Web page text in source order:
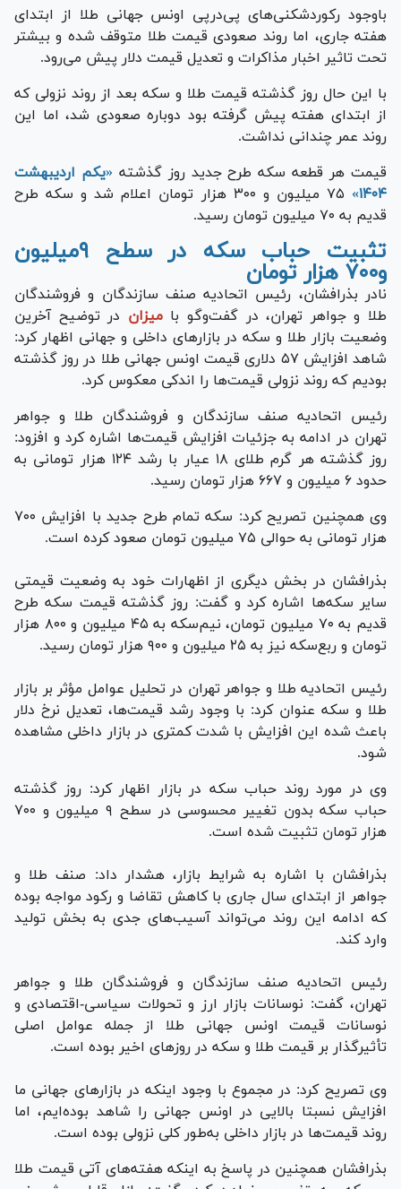
باوجود رکوردشکنی‌های پی‌درپی اونس جهانی طلا از ابتدای
هفته جاری، اما روند صعودی قیمت طلا متوقف شده و بیشتر
تحت تاثیر اخبار مذاکرات و تعدیل قیمت دلار پیش می‌رود.
با این حال روز گذشته قیمت طلا و سکه بعد از روند نزولی که
از ابتدای هفته پیش گرفته بود دوباره صعودی شد، اما این
روند عمر چندانی نداشت.
قیمت هر قطعه سکه طرح جدید روز گذشته «یکم اردیبهشت
۱۴۰۴»
۷۵ میلیون و ۳۰۰ هزار تومان اعلام شد و سکه طرح
قدیم به ۷۰ میلیون تومان رسید.
تثبیت حباب سکه در سطح ۹میلیون
و۷۰۰ هزار تومان
نادر بذرافشان، رئیس اتحادیه صنف سازندگان و فروشندگان
طلا و جواهر تهران، در گفت‌و‌گو بامیزان در توضیح آخرین
وضعیت بازار طلا و سکه در بازار‌های داخلی و جهانی اظهار کرد:
شاهد افزایش ۵۷ دلاری قیمت اونس جهانی طلا در روز گذشته
بودیم که روند نزولی قیمت‌ها را اندکی معکوس کرد.
رئیس اتحادیه صنف سازندگان و فروشندگان طلا و جواهر
تهران در ادامه به جزئیات افزایش قیمت‌ها اشاره کرد و افزود:
روز گذشته هر گرم طلای ۱۸ عیار با رشد ۱۲۴ هزار تومانی به
حدود ۶ میلیون و ۶۶۷ هزار تومان رسید.
وی همچنین تصریح کرد: سکه تمام طرح جدید با افزایش ۷۰۰
هزار تومانی به حوالی ۷۵ میلیون تومان صعود کرده است.
بذرافشان در بخش دیگری از اظهارات خود به وضعیت قیمتی
سایر سکه‌ها اشاره کرد و گفت: روز گذشته قیمت سکه طرح
قدیم به ۷۰ میلیون تومان، نیم‌سکه به ۴۵ میلیون و ۸۰۰ هزار
تومان و ربع‌سکه نیز به ۲۵ میلیون و ۹۰۰ هزار تومان رسید.
رئیس اتحادیه طلا و جواهر تهران در تحلیل عوامل مؤثر بر بازار
طلا و سکه عنوان کرد: با وجود رشد قیمت‌ها، تعدیل نرخ دلار
باعث شده این افزایش با شدت کمتری در بازار داخلی مشاهده
شود.
وی در مورد روند حباب سکه در بازار اظهار کرد: روز گذشته
حباب سکه بدون تغییر محسوسی در سطح ۹ میلیون و ۷۰۰
هزار تومان تثبیت شده است.
بذرافشان با اشاره به شرایط بازار، هشدار داد: صنف طلا و
جواهر از ابتدای سال جاری با کاهش تقاضا و رکود مواجه بوده
که ادامه این روند می‌تواند آسیب‌های جدی به بخش تولید
وارد کند.
رئیس اتحادیه صنف سازندگان و فروشندگان طلا و جواهر
تهران، گفت: نوسانات بازار ارز و تحولات سیاسی-اقتصادی و
نوسانات قیمت اونس جهانی طلا از جمله عوامل اصلی
تأثیرگذار بر قیمت طلا و سکه در روز‌های اخیر بوده است.
وی تصریح کرد: در مجموع با وجود اینکه در بازار‌های جهانی ما
افزایش نسبتا بالایی در اونس جهانی را شاهد بوده‌ایم، اما
روند قیمت‌ها در بازار داخلی به‌طور کلی نزولی بوده است.
بذرافشان همچنین در پاسخ به اینکه هفته‌های آتی قیمت طلا